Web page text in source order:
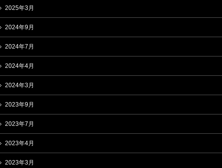
2025年3月
2024年9月
2024年7月
2024年4月
2024年3月
2023年9月
2023年7月
2023年4月
2023年3月